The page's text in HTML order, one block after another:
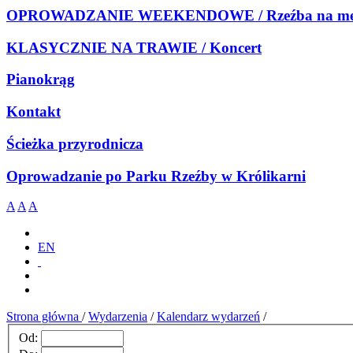
OPROWADZANIE WEEKENDOWE / Rzeźba na
KLASYCZNIE NA TRAWIE / Koncert
Pianokrąg
Kontakt
Ścieżka przyrodnicza
Oprowadzanie po Parku Rzeźby w Królikarni
A A A
EN
Strona główna / Wydarzenia /Kalendarz wydarzeń /
Od: